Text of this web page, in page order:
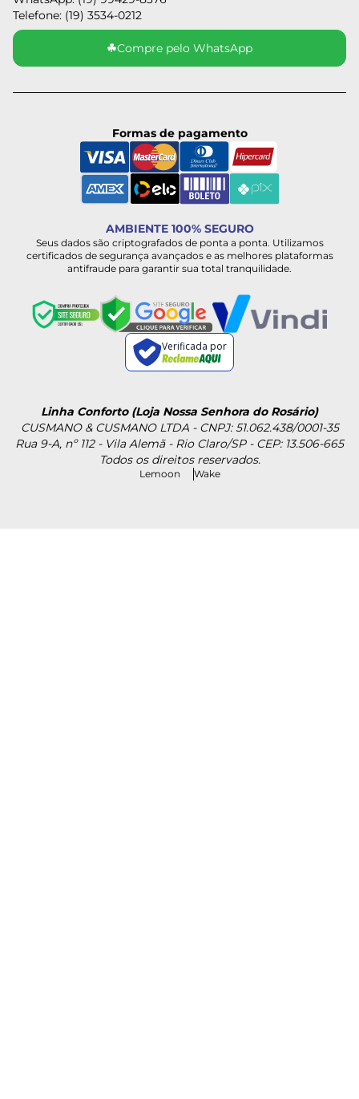
Telefone: (19) 3534-0212
☘Compre pelo WhatsApp
Formas de pagamento
AMBIENTE 100% SEGURO
Seus dados são criptografados de ponta a ponta. Utilizamos
certificados de segurança avançados e as melhores plataformas
antifraude para garantir sua total tranquilidade.
Verificada por
Linha Conforto (Loja Nossa Senhora do Rosário)
CUSMANO & CUSMANO LTDA - CNPJ: 51.062.438/0001-35
Rua 9-A, nº 112 - Vila Alemã - Rio Claro/SP - CEP: 13.506-665
Todos os direitos reservados.
Lemoon Wake